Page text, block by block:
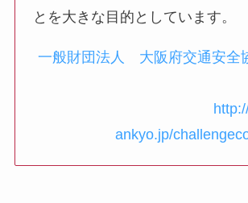
とを大きな目的としています。
一般財団法人 大阪府交通安全
ankyo.jp/